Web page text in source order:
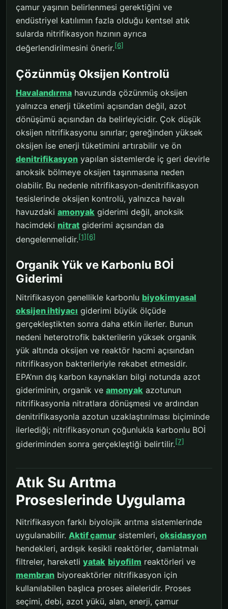
çamur yaşının belirlenmesi gerektiğini ve
endüstriyel katılımın fazla olduğu kentsel atık
sularda nitrifikasyon hızının ayrıca
değerlendirilmesini önerir.[6]
Çözünmüş Oksijen Kontrolü
Havalandırma havuzunda çözünmüş oksijen
yalnızca enerji tüketimi açısından değil, azot
dönüşümü açısından da belirleyicidir. Çok düşük
oksijen nitrifikasyonu sınırlar; gereğinden yüksek
oksijen ise enerji tüketimini artırabilir ve ön
denitrifikasyon yapılan sistemlerde iç geri devirle
anoksik bölmeye oksijen taşınmasına neden
olabilir. Bu nedenle nitrifikasyon-denitrifikasyon
tesislerinde oksijen kontrolü, yalnızca havalı
havuzdaki amonyak giderimi değil, anoksik
hacimdeki nitrat giderimi açısından da
dengelenmelidir.[1][6]
Organik Yük ve Karbonlu BOİ
Giderimi
Nitrifikasyon genellikle karbonlu biyokimyasal
oksijen ihtiyacı giderimi büyük ölçüde
gerçekleştikten sonra daha etkin ilerler. Bunun
nedeni heterotrofik bakterilerin yüksek organik
yük altında oksijen ve reaktör hacmi açısından
nitrifikasyon bakterileriyle rekabet etmesidir.
EPA’nın dış karbon kaynakları bilgi notunda azot
gideriminin, organik ve amonyak azotunun
nitrifikasyonla nitratlara dönüşmesi ve ardından
denitrifikasyonla azotun uzaklaştırılması biçiminde
ilerlediği; nitrifikasyonun çoğunlukla karbonlu BOİ
gideriminden sonra gerçekleştiği belirtilir.[7]
Atık Su Arıtma
Proseslerinde Uygulama
Nitrifikasyon farklı biyolojik arıtma sistemlerinde
uygulanabilir. Aktif çamur sistemleri, oksidasyon
hendekleri, ardışık kesikli reaktörler, damlatmalı
filtreler, hareketli yatak biyofilm reaktörleri ve
membran biyoreaktörler nitrifikasyon için
kullanılabilen başlıca proses aileleridir. Proses
seçimi, debi, azot yükü, alan, enerji, çamur